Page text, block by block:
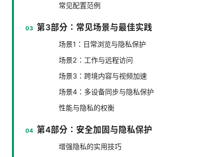
常见配置范例
第3部分：常见场景与最佳实践
场景1：日常浏览与隐私保护
场景2：工作与远程访问
场景3：跨境内容与视频加速
场景4：多设备同步与隐私保护
性能与隐私的权衡
第4部分：安全加固与隐私保护
增强隐私的实用技巧